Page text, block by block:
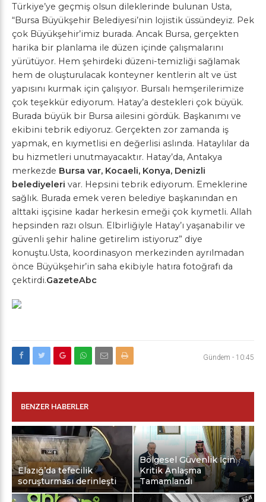
Türkiye’ye geçmiş olsun dileklerinde bulunan Usta,
“Bursa Büyükşehir Belediyesi’nin lojistik üssündeyiz. Pek
çok Büyükşehir’imiz burada. Ancak Bursa, gerçekten
harika bir planlama ile düzen içinde çalışmalarını
yürütüyor. Hem şehirdeki düzeni-temizliği sağlamak
hem de oluşturulacak konteyner kentlerin alt ve üst
yapısını kurmak için çalışıyor. Bursalı hemşerilerimize
çok teşekkür ediyorum. Hatay’a destekleri çok büyük.
Burada büyük bir Bursa ailesini gördük. Başkanımı ve
ekibini tebrik ediyoruz. Gerçekten zor zamanda iş
yapmak, en kıymetlisi en değerlisi aslında. Hataylılar da
bu hizmetleri unutmayacaktır. Hatay’da, Antakya
merkezde Bursa var, Kocaeli, Konya, Denizli
belediyeleri var. Hepsini tebrik ediyorum. Emeklerine
sağlık. Burada emek veren belediye başkanından en
alttaki işçisine kadar herkesin emeği çok kıymetli. Allah
hepsinden razı olsun. Elbirliğiyle Hatay’ı yaşanabilir ve
güvenli şehir haline getirelim istiyoruz” diye
konuştu.Usta, koordinasyon merkezinden ayrılmadan
önce Büyükşehir’in saha ekibiyle hatıra fotoğrafı da
çektirdi.GazeteAbc
Gündem - 10:45
BENZER HABERLER
Elazığ’da tefecilik
soruşturması derinleşti
Bölgesel Güvenlik İçin
Kritik Anlaşma
Tamamlandı